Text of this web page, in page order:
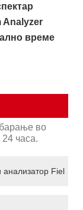
Analyzer
време
во
часа.